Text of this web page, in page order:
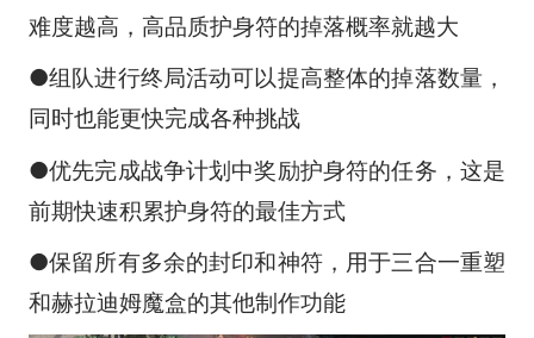
难度越高，高品质护身符的掉落概率就越大
●组队进行终局活动可以提高整体的掉落数量，
同时也能更快完成各种挑战
●优先完成战争计划中奖励护身符的任务，这是
前期快速积累护身符的最佳方式
●保留所有多余的封印和神符，用于三合一重塑
和赫拉迪姆魔盒的其他制作功能